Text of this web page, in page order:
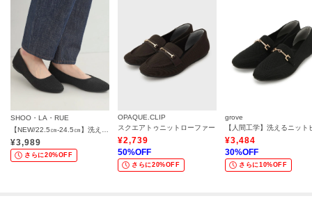
SHOO・LA・RUE
¥3,989
さらに20%OFF
OPAQUE.CLIP
スクエアトゥニットローファー
¥2,739
50%OFF
さらに20%OFF
grove
¥3,484
30%OFF
さらに10%OFF